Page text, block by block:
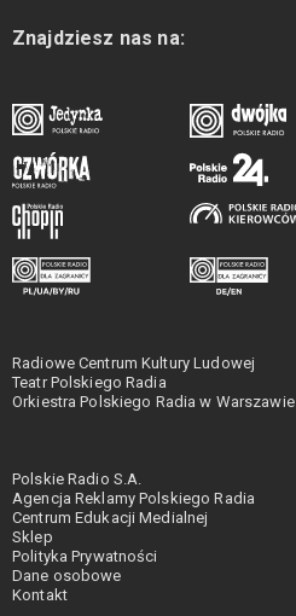
Znajdziesz nas na:
Radiowe Centrum Kultury Ludowej
Teatr Polskiego Radia
Orkiestra Polskiego Radia w Warszawie
Polskie Radio S.A.
Agencja Reklamy Polskiego Radia
Centrum Edukacji Medialnej
Sklep
Polityka Prywatności
Dane osobowe
Kontakt